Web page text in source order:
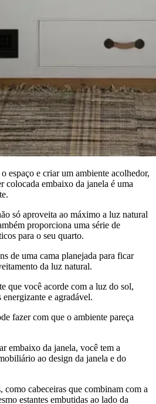
espaço e criar um ambiente acolhedor,
colocada embaixo da janela é uma
só aproveita ao máximo a luz natural
proporciona uma série de
para o seu quarto.
de uma cama planejada para ficar
da luz natural.
que você acorde com a luz do sol,
e agradável.
fazer com que o ambiente pareça
embaixo da janela, você tem a
ao design da janela e do
como cabeceiras que combinam com a
estantes embutidas ao lado da